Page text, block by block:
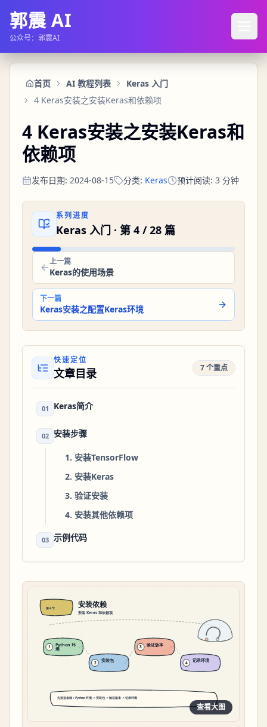
郭震 AI
公众号：郭震AI
首页 AI 教程列表
Keras 入门
4 Keras安装之安装Keras和依赖项
4 Keras安装之安装Keras和
依赖项
发布日期: 2024-08-15 分类: Keras 预计阅读: 3 分钟
系列进度
Keras 入门 · 第 4 /28 篇
上一篇
Keras的使用场景
下一篇
Keras安装之配置Keras环境
快速定位
文章目录 7 个重点
01 Keras简介
02 安装步骤
1. 安装TensorFlow
2. 安装Keras
3. 验证安装
4. 安装其他依赖项
03 示例代码
查看大图